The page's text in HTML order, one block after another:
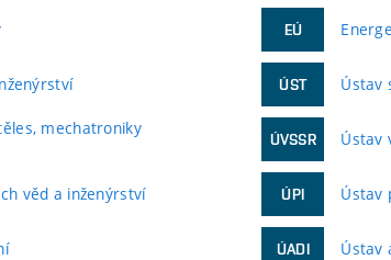
mechatroniky
věd a inženýrství
EÚ
ÚST Ústav
ÚVSSR Ústav
ÚPI Ústav
ÚADI Ústav